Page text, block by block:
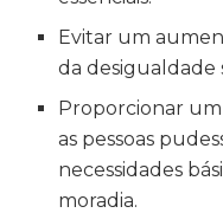
Evitar um
da desigualdade
Proporcionar
as pessoas
necessidades
moradia.